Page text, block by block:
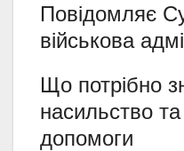
Повідомляє
військова
Що потрібно
насильство
допомоги